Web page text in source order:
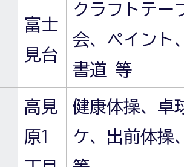
富士
見台
クラフトテー
会、ペイント
書道 等
高見
原1
健康体操、卓
ケ、出前体操